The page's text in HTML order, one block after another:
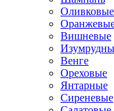
Оливковые
Вишневые
Венге
Ореховые
Янтарные
Сиреневые